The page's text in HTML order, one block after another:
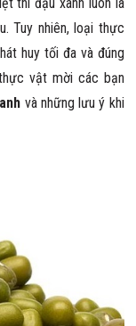
Tuy nhiên, loại thực
huy tối đa và đúng
vật mời các bạn
và những lưu ý khi